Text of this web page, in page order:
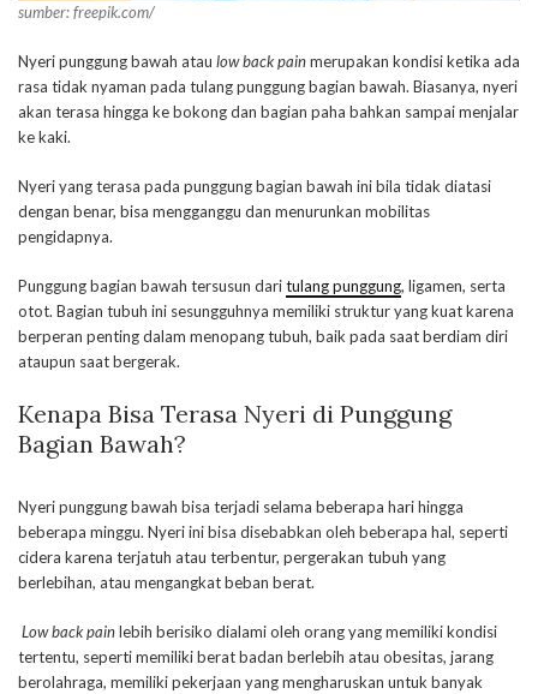
sumber: freepik.com/
Nyeri punggung bawah atau low back painmerupakan kondisi ketika ada
rasa tidak nyaman pada tulang punggung bagian bawah. Biasanya, nyeri
akan terasa hingga ke bokong dan bagian paha bahkan sampai menjalar
ke kaki.
Nyeri yang terasa pada punggung bagian bawah ini bila tidak diatasi
dengan benar, bisa mengganggu dan menurunkan mobilitas
pengidapnya.
Punggung bagian bawah tersusun daritulang punggung, ligamen, serta
otot. Bagian tubuh ini sesungguhnya memiliki struktur yang kuat karena
berperan penting dalam menopang tubuh, baik pada saat berdiam diri
ataupun saat bergerak.
Kenapa Bisa Terasa Nyeri di Punggung
Bagian Bawah?
Nyeri punggung bawah bisa terjadi selama beberapa hari hingga
beberapa minggu. Nyeri ini bisa disebabkan oleh beberapa hal, seperti
cidera karena terjatuh atau terbentur, pergerakan tubuh yang
berlebihan, atau mengangkat beban berat.
Low back painlebih berisiko dialami oleh orang yang memiliki kondisi
tertentu, seperti memiliki berat badan berlebih atau obesitas, jarang
berolahraga, memiliki pekerjaan yang mengharuskan untuk banyak